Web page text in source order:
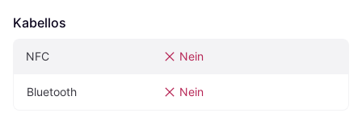
Kabellos
NFC Nein
Bluetooth Nein